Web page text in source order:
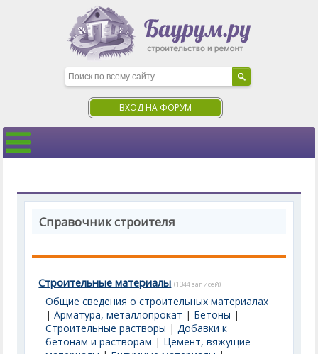
ВХОД НА ФОРУМ
Справочник строителя
Строительные материалы (1344 записей)
Общие сведения о строительных материалах
|Арматура, металлопрокат | Бетоны |
Строительные растворы |Добавки к
бетонам и растворам | Цемент, вяжущие